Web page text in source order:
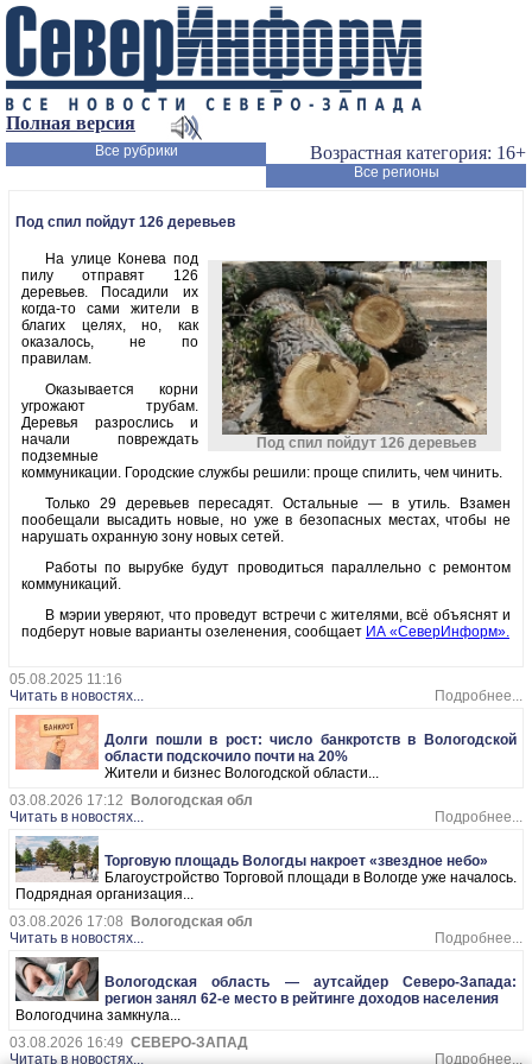
Полная версия
Возрастная категория: 16+
Все рубрики
Все регионы
Под спил пойдут 126 деревьев
Под спил пойдут 126 деревьев
На улице Конева под
пилу отправят 126
деревьев. Посадили их
когда-то сами жители в
благих целях, но, как
оказалось, не по
правилам.
Оказывается корни
угрожают трубам.
Деревья разрослись и
начали повреждать
подземные
коммуникации. Городские службы решили: проще спилить, чем чинить.
Только 29 деревьев пересадят. Остальные — в утиль. Взамен
пообещали высадить новые, но уже в безопасных местах, чтобы не
нарушать охранную зону новых сетей.
Работы по вырубке будут проводиться параллельно с ремонтом
коммуникаций.
В мэрии уверяют, что проведут встречи с жителями, всё объяснят и
подберут новые варианты озеленения, сообщает ИА «СеверИнформ».
05.08.2025 11:16
Читать в новостях...
Подробнее...
Долги пошли в рост: число банкротств в Вологодской
области подскочило почти на 20%
Жители и бизнес Вологодской области...
03.08.2026 17:12
Вологодская обл
Читать в новостях...
Подробнее...
Торговую площадь Вологды накроет «звездное небо»
Благоустройство Торговой площади в Вологде уже началось.
Подрядная организация...
03.08.2026 17:08
Вологодская обл
Читать в новостях...
Подробнее...
Вологодская область — аутсайдер Северо-Запада:
регион занял 62-е место в рейтинге доходов населения
Вологодчина замкнула...
03.08.2026 16:49 СЕВЕРО-ЗАПАД
Читать в новостях...
Подробнее...